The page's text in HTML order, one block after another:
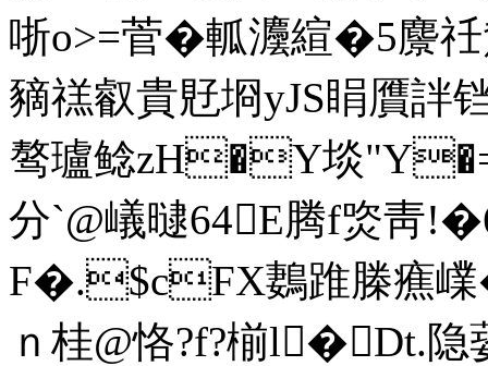
哳o>=菅�軱灋縇�5
豴禚叡貴覎埛yJS睊贋詊
骜瓐鲶 zH�Y埮"Y�=
分`@嶬曃64Ε腾f焁靑
F�.$cFX鶈踓榺癄嶫
ｎ桂@恪?f?椾l� Dt.隐